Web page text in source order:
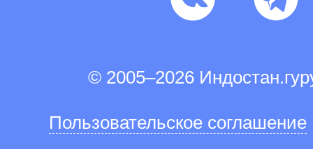
© 2005–2026
Пользовательское соглашение